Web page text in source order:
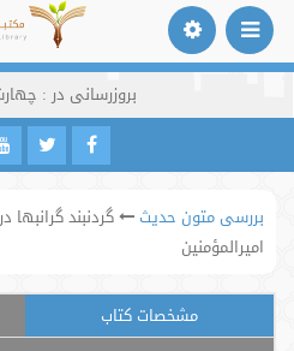
بروزرسانی در : چهارشنبه, 07
بررسی متون حدیث
گردنبند گرانبها
امیرالمؤمنین
مشخصات کتاب